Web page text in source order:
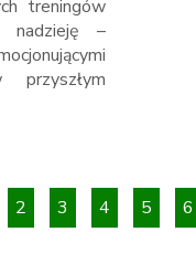
treningów
nadzieję –
przyszłym
2 3 4 5 6